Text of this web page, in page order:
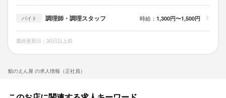
鮨のえん屋 の求人情報（正社員）
バイト 調理師・調理スタッフ 時給： 1,300円〜1,500円
最終更新日：30日以上前